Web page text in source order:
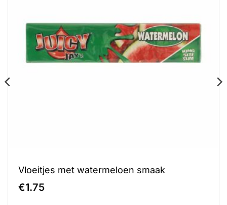
Vloeitjes met watermeloen smaak
€1.75